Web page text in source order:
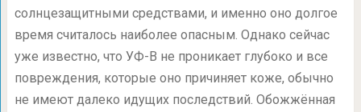
солнцезащитными средствами, и именно оно долгое
время считалось наиболее опасным. Однако сейчас
уже известно, что УФ-В не проникает глубоко и все
повреждения, которые оно причиняет коже, обычно
не имеют далеко идущих последствий. Обожжённая